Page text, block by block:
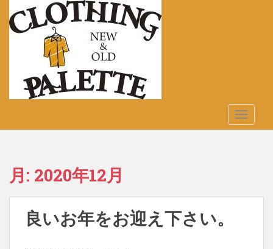
n
月: 2020年12月
良いお年をお迎え下さい。